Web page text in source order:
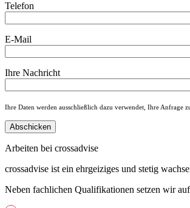
Telefon
E-Mail
Ihre Nachricht
Ihre Daten werden ausschließlich dazu verwendet, Ihre Anfrage
Arbeiten bei crossadvise
crossadvise ist ein ehrgeiziges und stetig
Neben fachlichen Qualifikationen setzen wir